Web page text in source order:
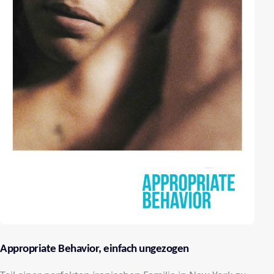
Appropriate Behavior, einfach ungezogen